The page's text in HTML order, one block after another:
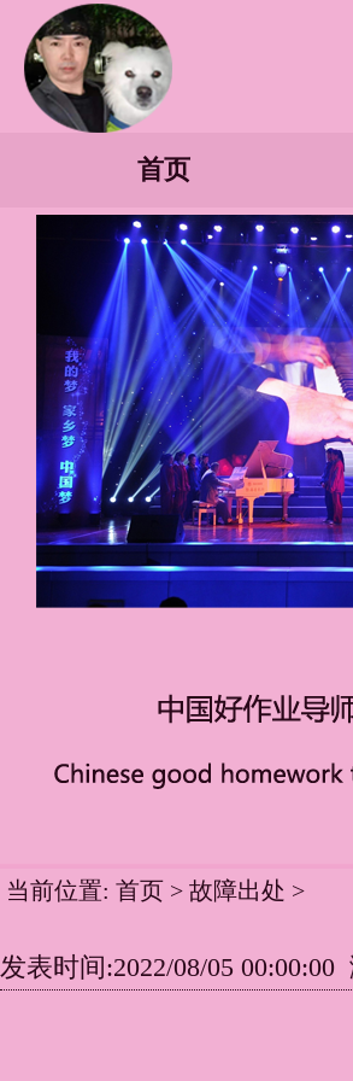
首页
当前位置: 首页 > 故障出处 >
发表时间:2022/08/05 00:00:00